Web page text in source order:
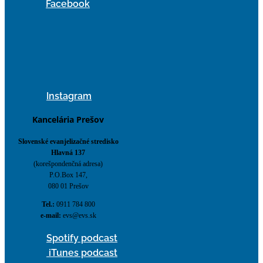
Facebook
Instagram
Kancelária Prešov
Slovenské evanjelizačné stredisko
Hlavná 137
(korešpondenčná adresa)
P.O.Box 147,
080 01 Prešov
Tel.: 0911 784 800
e-mail: evs@evs.sk
Spotify podcast
iTunes podcast